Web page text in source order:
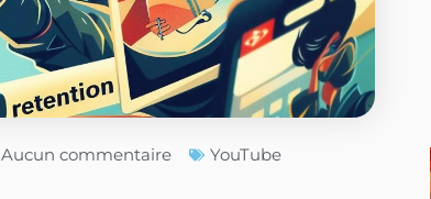
Aucun commentaire
YouTube